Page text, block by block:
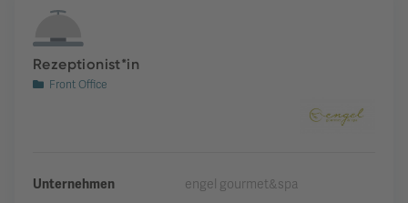
Rezeptionist*in
Front Office
Unternehmen
engel gourmet&spa